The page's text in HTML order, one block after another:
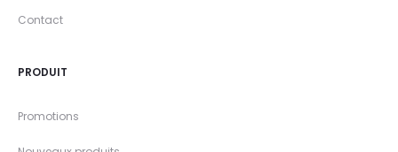
Contact
PRODUIT
Promotions